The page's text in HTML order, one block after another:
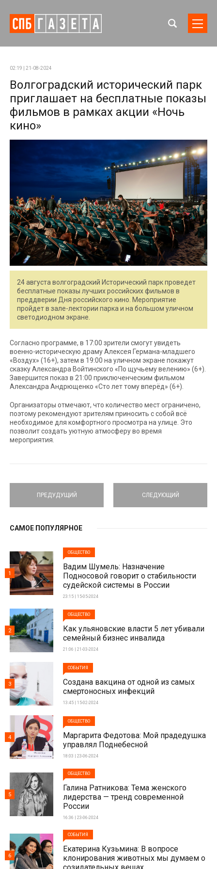
02:19 | 21-08-2024
Волгоградский исторический парк
приглашает на бесплатные показы
фильмов в рамках акции «Ночь
кино»
24 августа волгоградский Исторический парк проведет
бесплатные показы лучших российских фильмов в
преддверии Дня российского кино. Мероприятие
пройдет в зале-лектории парка и на большом уличном
светодиодном экране.
Согласно программе, в 17:00 зрители смогут увидеть
военно-историческую драму Алексея Германа-младшего
«Воздух» (16+), затем в 19:00 на уличном экране покажут
сказку Александра Войтинского «По щучьему велению» (6+).
Завершится показ в 21:00 приключенческим фильмом
Александра Андрющенко «Сто лет тому вперёд» (6+).
Организаторы отмечают, что количество мест ограничено,
поэтому рекомендуют зрителям приносить с собой всё
необходимое для комфортного просмотра на улице. Это
позволит создать уютную атмосферу во время
мероприятия.
ПРЕДУДУЩИЙ СЛЕДУЮЩИЙ
САМОЕ ПОПУЛЯРНОЕ
ОБЩЕСТВО
Вадим Шумель: Назначение
Подносовой говорит о стабильности
судейской системы в России
23:15 | 15-05-2024
1
ОБЩЕСТВО
Как ульяновские власти 5 лет убивали
семейный бизнес инвалида
21:06 | 21-03-2024
2
СОБЫТИЯ
Создана вакцина от одной из самых
смертоносных инфекций
13:45 | 15-02-2024
3
ОБЩЕСТВО
Маргарита Федотова: Мой прадедушка
управлял Поднебесной
18:03 | 23-06-2024
4
ОБЩЕСТВО
Галина Ратникова: Тема женского
лидерства — тренд современной
России
16:36 | 23-06-2024
5
СОБЫТИЯ
Екатерина Кузьмина: В вопросе
клонирования животных мы думаем о
6